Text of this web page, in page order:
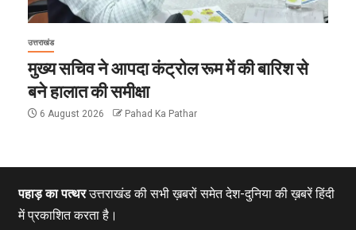
उत्तराखंड
मुख्य सचिव ने आपदा कंट्रोल रूम में की बारिश से
बने हालात की समीक्षा
6 August 2026 Pahad Ka Pathar
पहाड़ का पत्थरउत्तराखंड की सभी ख़बरों समेत देश-दुनिया की ख़बरें हिंदी
में प्रकाशित करता है।